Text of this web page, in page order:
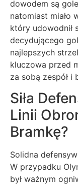
dowodem są
natomiast miało
który udowodnił
decydującego
najlepszych
kluczowa przed
za sobą zespół i
Siła
Linii
Bramkę?
Solidna
W przypadku
był ważnym